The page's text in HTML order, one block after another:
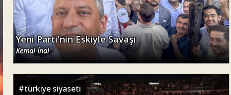
Yeni Parti'nin Eskiyle Savaşı
Kemal İnal
#türkiye siyaseti